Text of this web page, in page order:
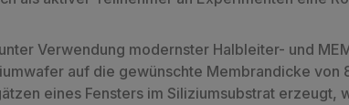
Verwendung modernster Halbleiter- und
auf die gewünschte Membrandicke
eines Fensters im Siliziumsubstrat